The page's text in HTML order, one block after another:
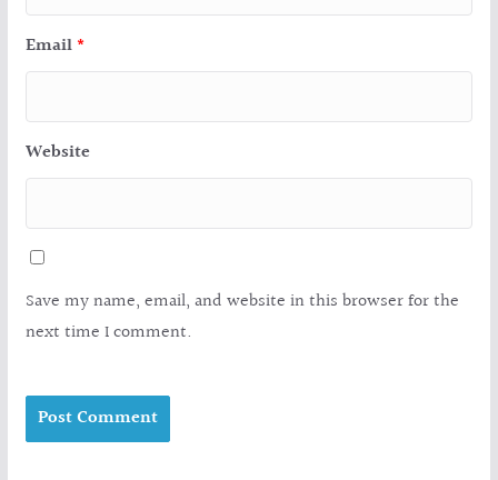
Email *
Website
Save my name, email, and website in this browser for the
next time I comment.